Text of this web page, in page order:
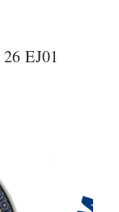
EJ01